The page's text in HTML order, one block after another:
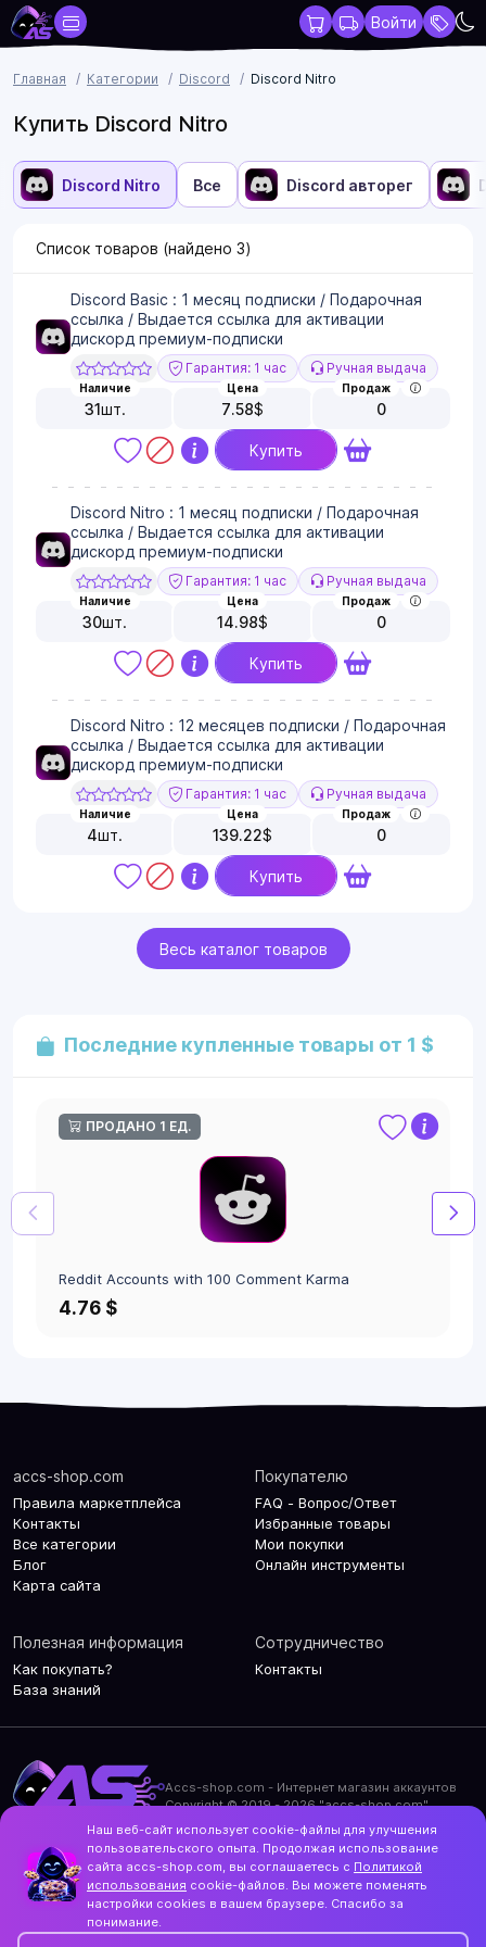
Войти
Главная Категории Discord Discord Nitro
Купить Discord Nitro
Все Discord авторег
Discord Nitro
Список товаров (найдено 3)
Discord Basic : 1 месяц подписки / Подарочная
ссылка / Выдается ссылка для активации
дискорд премиум-подписки
Гарантия: 1 час Ручная выдача
Наличие
31шт.
Цена
7.58$
Продаж
0
Купить
Discord Nitro : 1 месяц подписки / Подарочная
ссылка / Выдается ссылка для активации
дискорд премиум-подписки
Гарантия: 1 час Ручная выдача
Наличие
30шт.
Цена
14.98$
Продаж
0
Купить
Discord Nitro : 12 месяцев подписки / Подарочная
ссылка / Выдается ссылка для активации
дискорд премиум-подписки
Гарантия: 1 час Ручная выдача
Наличие
4шт.
Цена
139.22$
Продаж
0
Купить
Весь каталог товаров
Последние купленные товары от 1 $
ПРОДАНО 1 ЕД.
Reddit Accounts with 100 Comment Karma
4.76 $
accs-shop.com
Правила маркетплейса
Контакты
Все категории
Блог
Карта сайта
Покупателю
FAQ - Вопрос/Ответ
Избранные товары
Мои покупки
Онлайн инструменты
Полезная информация
Как покупать?
База знаний
Сотрудничество
Контакты
Accs-shop.com - Интернет магазин аккаунтов
Copyright © 2019 - 2026 "accs-shop.com"
Политика использования cookie-файлов
Контакты и актуальный адрес сайта
Structo
Дизайн и разработка
Наш веб-сайт использует cookie-файлы для улучшения
пользовательского опыта. Продолжая использование
сайта accs-shop.com, вы соглашаетесь с Политикой
использования cookie-файлов. Вы можете поменять
настройки cookies в вашем браузере. Спасибо за
понимание.